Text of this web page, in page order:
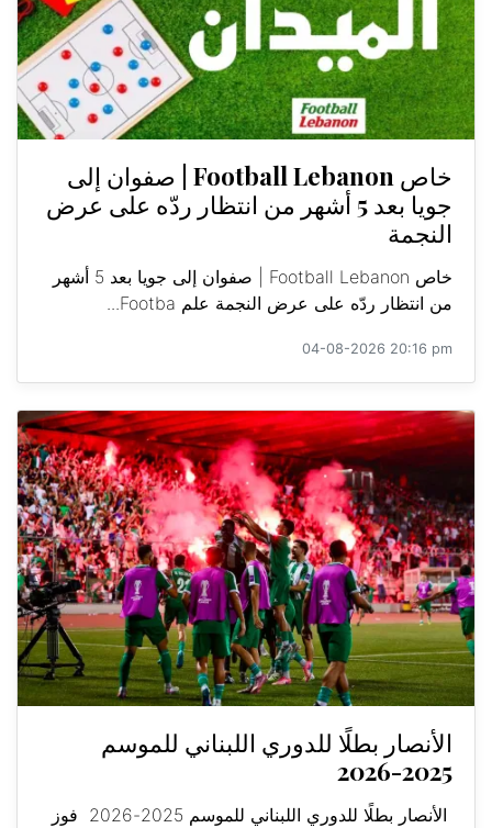
خاص Football Lebanon | صفوان إلى
جويا بعد 5 أشهر من انتظار ردّه على عرض
النجمة
خاص Football Lebanon | صفوان إلى جويا بعد 5 أشهر
من انتظار ردّه على عرض النجمة علم Footba...
04-08-2026 20:16 pm
الأنصار بطلًا للدوري اللبناني للموسم
2025-2026
الأنصار بطلًا للدوري اللبناني للموسم 2025-2026 فوز